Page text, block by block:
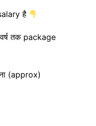
है
तक package
(approx)